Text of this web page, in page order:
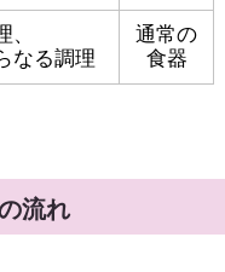
なる調理
通常の
食器
流れ